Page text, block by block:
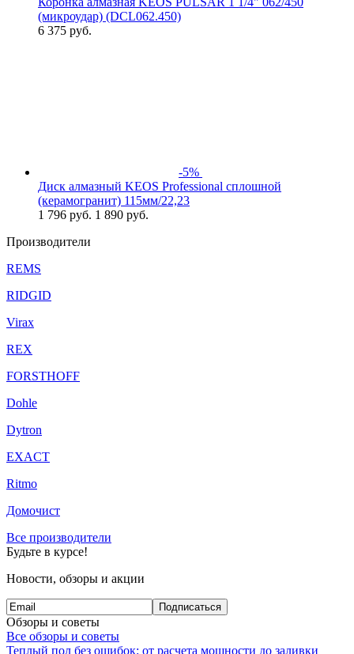
(микроудар) (DCL062.450)
6 375 руб.
-5%
Диск алмазный KEOS Professional сплошной
(керамогранит) 115мм/22,23
1 796 руб. 1 890 руб.
Производители
REMS
RIDGID
Virax
REX
FORSTHOFF
Dohle
Dytron
EXACT
Ritmo
Домочист
Все производители
Будьте в курсе!
Новости, обзоры и акции
Подписаться
Обзоры и советы
Все обзоры и советы
Теплый пол без ошибок: от расчета мощности до заливки